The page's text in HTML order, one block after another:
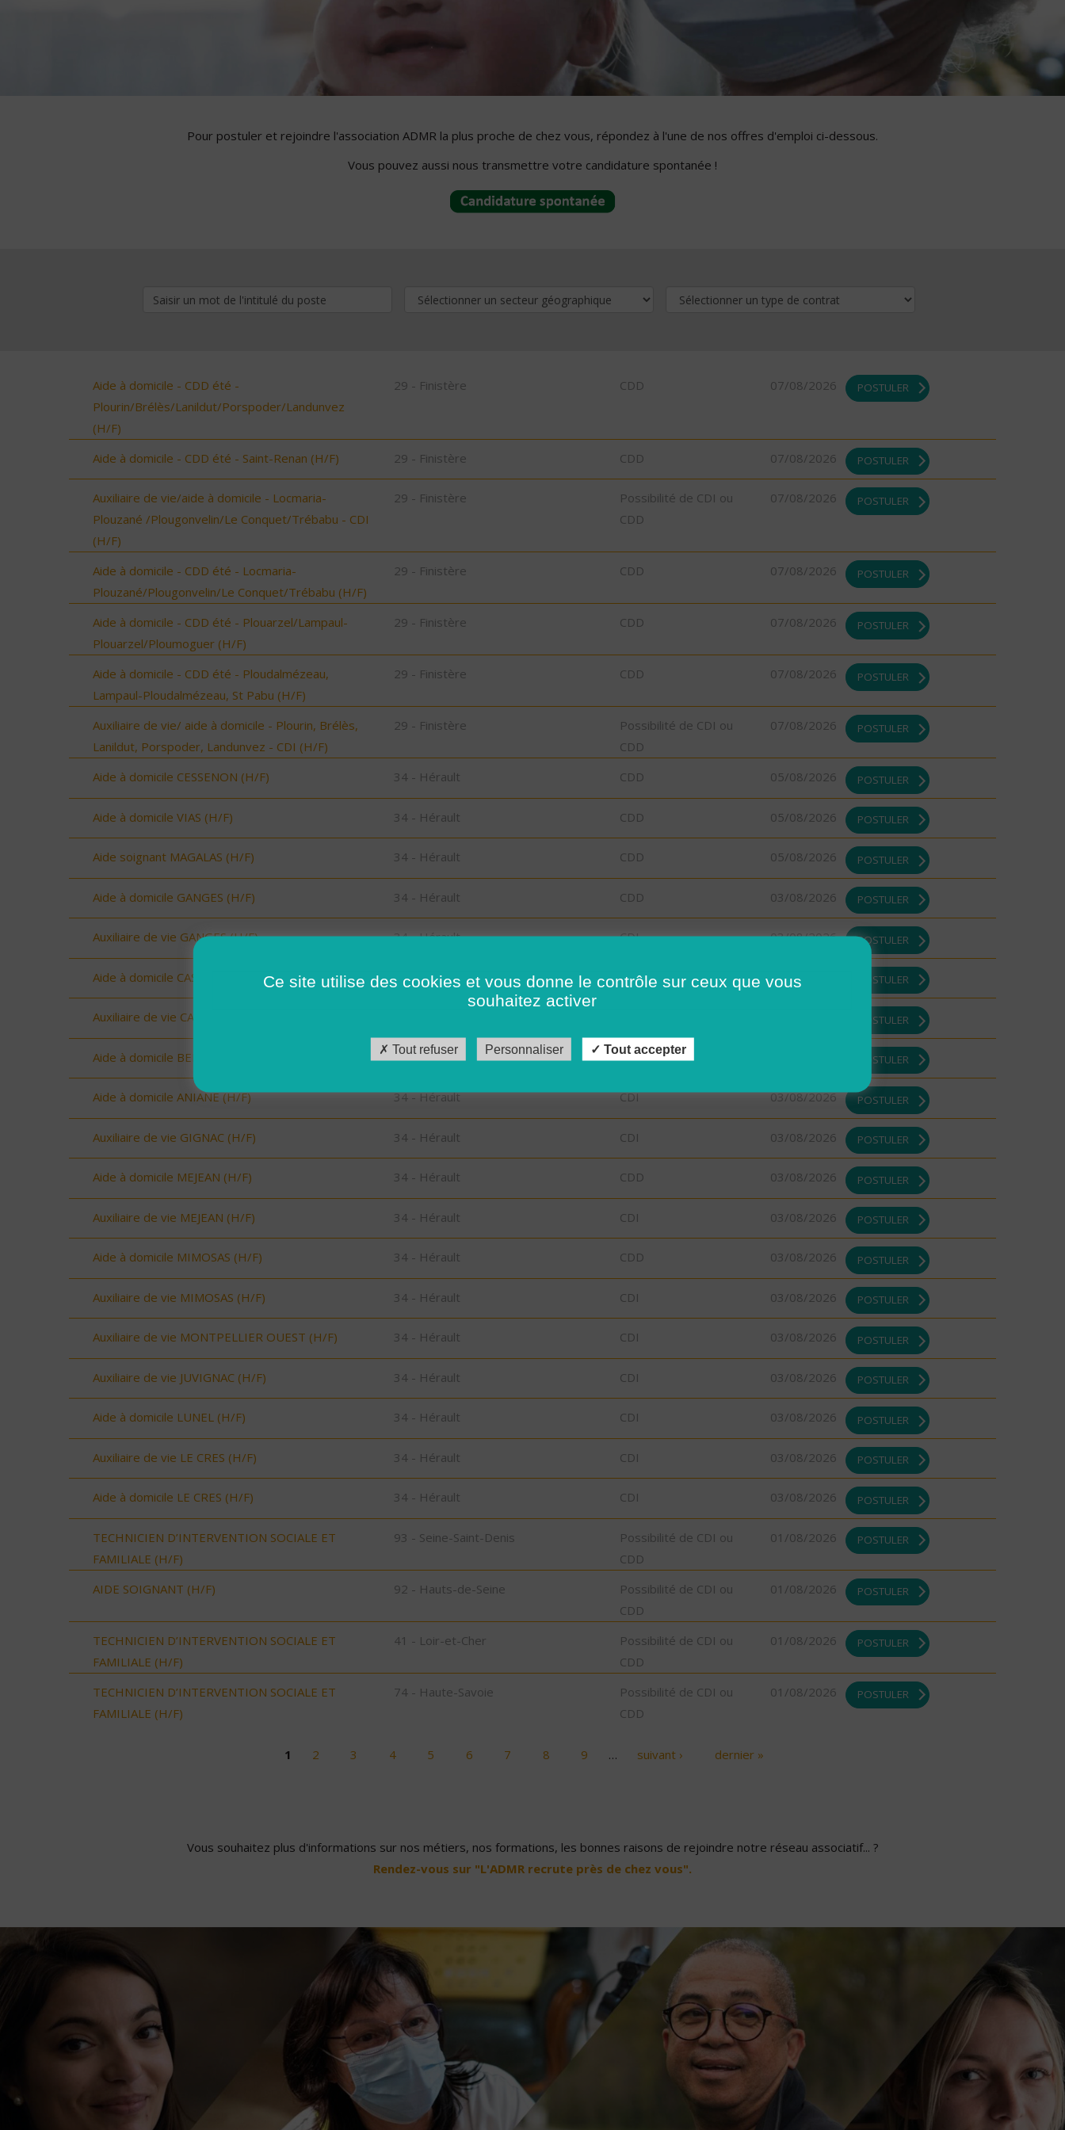
Pour postuler et rejoindre l'association ADMR la plus proche de chez vous, répondez à l'une de nos offres d'emploi ci-dessous.
Vous pouvez aussi nous transmettre votre candidature spontanée !
Aide à domicile - CDD été -
Plourin/Brélès/Lanildut/Porspoder/Landunvez
(H/F)
29 - Finistère CDD 07/08/2026 POSTULER
Aide à domicile - CDD été - Saint-Renan (H/F) 29 - Finistère CDD 07/08/2026 POSTULER
Auxiliaire de vie/aide à domicile - Locmaria-
Plouzané /Plougonvelin/Le Conquet/Trébabu - CDI
(H/F)
29 - Finistère
Possibilité de CDI ou
CDD
07/08/2026 POSTULER
Aide à domicile - CDD été - Locmaria-
Plouzané/Plougonvelin/Le Conquet/Trébabu (H/F)
29 - Finistère CDD 07/08/2026 POSTULER
Aide à domicile - CDD été - Plouarzel/Lampaul-
Plouarzel/Ploumoguer (H/F)
29 - Finistère CDD 07/08/2026 POSTULER
Aide à domicile - CDD été - Ploudalmézeau,
Lampaul-Ploudalmézeau, St Pabu (H/F)
29 - Finistère CDD 07/08/2026 POSTULER
Auxiliaire de vie/ aide à domicile - Plourin, Brélès,
Lanildut, Porspoder, Landunvez - CDI (H/F)
29 - Finistère
Possibilité de CDI ou
CDD
07/08/2026 POSTULER
Aide à domicile CESSENON (H/F) 34 - Hérault CDD 05/08/2026 POSTULER
Aide à domicile VIAS (H/F) 34 - Hérault CDD 05/08/2026 POSTULER
Aide soignant MAGALAS (H/F) 34 - Hérault CDD 05/08/2026 POSTULER
Aide à domicile GANGES (H/F) 34 - Hérault CDD 03/08/2026 POSTULER
Auxiliaire de vie GANGES (H/F) 34 - Hérault CDI 03/08/2026 POSTULER
Aide à domicile CASTRIES (H/F) 34 - Hérault CDD 03/08/2026 POSTULER
Auxiliaire de vie CASTRIES (H/F) POSTULER
Aide à domicile BERANGE (H/F) 34 - Hérault CDI POSTULER
Aide à domicile ANIANE (H/F) 34 - Hérault CDI 03/08/2026 POSTULER
Auxiliaire de vie GIGNAC (H/F) 34 - Hérault CDI 03/08/2026 POSTULER
Aide à domicile MEJEAN (H/F) 34 - Hérault CDD 03/08/2026 POSTULER
Auxiliaire de vie MEJEAN (H/F) 34 - Hérault CDI 03/08/2026 POSTULER
Aide à domicile MIMOSAS (H/F) 34 - Hérault CDD 03/08/2026 POSTULER
Auxiliaire de vie MIMOSAS (H/F) 34 - Hérault CDI 03/08/2026 POSTULER
Auxiliaire de vie MONTPELLIER OUEST (H/F) 34 - Hérault CDI 03/08/2026 POSTULER
Auxiliaire de vie JUVIGNAC (H/F) 34 - Hérault CDI 03/08/2026 POSTULER
Aide à domicile LUNEL (H/F) 34 - Hérault CDI 03/08/2026 POSTULER
Auxiliaire de vie LE CRES (H/F) 34 - Hérault CDI 03/08/2026 POSTULER
Aide à domicile LE CRES (H/F) 34 - Hérault CDI 03/08/2026 POSTULER
TECHNICIEN D’INTERVENTION SOCIALE ET
FAMILIALE (H/F)
93 - Seine-Saint-Denis
Possibilité de CDI ou
CDD
01/08/2026 POSTULER
AIDE SOIGNANT (H/F) 92 - Hauts-de-Seine
Possibilité de CDI ou
CDD
01/08/2026 POSTULER
TECHNICIEN D’INTERVENTION SOCIALE ET
FAMILIALE (H/F)
41 - Loir-et-Cher
Possibilité de CDI ou
CDD
01/08/2026 POSTULER
TECHNICIEN D’INTERVENTION SOCIALE ET
FAMILIALE (H/F)
74 - Haute-Savoie
Possibilité de CDI ou
CDD
01/08/2026 POSTULER
1 2 3 4 5 6 7 8 9 … suivant › dernier »
Vous souhaitez plus d'informations sur nos métiers, nos formations, les bonnes raisons de rejoindre notre réseau associatif... ?
Rendez-vous sur "L'ADMR recrute près de chez vous".
Ce site utilise des cookies et vous donne le contrôle sur ceux que vous
souhaitez activer
Tout refuser Personnaliser Tout accepter